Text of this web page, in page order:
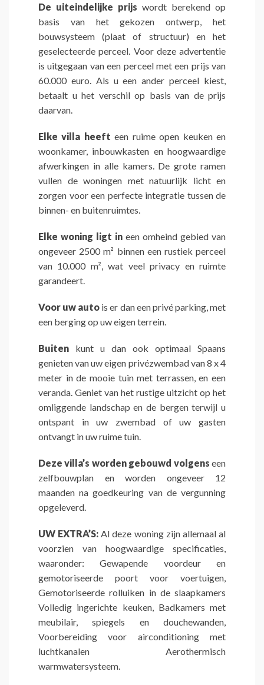
De uiteindelijke prijs wordt berekend op
basis van het gekozen ontwerp, het
bouwsysteem (plaat of structuur) en het
geselecteerde perceel. Voor deze advertentie
is uitgegaan van een perceel met een prijs van
60.000 euro. Als u een ander perceel kiest,
betaalt u het verschil op basis van de prijs
daarvan.
Elke villa heeft een ruime open keuken en
woonkamer, inbouwkasten en hoogwaardige
afwerkingen in alle kamers. De grote ramen
vullen de woningen met natuurlijk licht en
zorgen voor een perfecte integratie tussen de
binnen- en buitenruimtes.
Elke woning ligt in een omheind gebied van
ongeveer 2500 m² binnen een rustiek perceel
van 10.000 m², wat veel privacy en ruimte
garandeert.
Voor uw auto is er dan een privé parking, met
een berging op uw eigen terrein.
Buiten kunt u dan ook optimaal Spaans
genieten van uw eigen privézwembad van 8 x 4
meter in de mooie tuin met terrassen, en een
veranda. Geniet van het rustige uitzicht op het
omliggende landschap en de bergen terwijl u
ontspant in uw zwembad of uw gasten
ontvangt in uw ruime tuin.
Deze villa’s worden gebouwd volgens een
zelfbouwplan en worden ongeveer 12
maanden na goedkeuring van de vergunning
opgeleverd.
UW EXTRA’S: Al deze woning zijn allemaal al
voorzien van hoogwaardige specificaties,
waaronder: Gewapende voordeur en
gemotoriseerde poort voor voertuigen,
Gemotoriseerde rolluiken in de slaapkamers
Volledig ingerichte keuken, Badkamers met
meubilair, spiegels en douchewanden,
Voorbereiding voor airconditioning met
luchtkanalen Aerothermisch
warmwatersysteem.